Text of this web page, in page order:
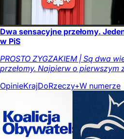
Dwa sensacyjne przełomy.
w PiS
PROSTO ZYGZAKIEM | Są dwa
przełomy. Najpierw o pierwszym
OpinieKrajDoRzeczy+W numerze